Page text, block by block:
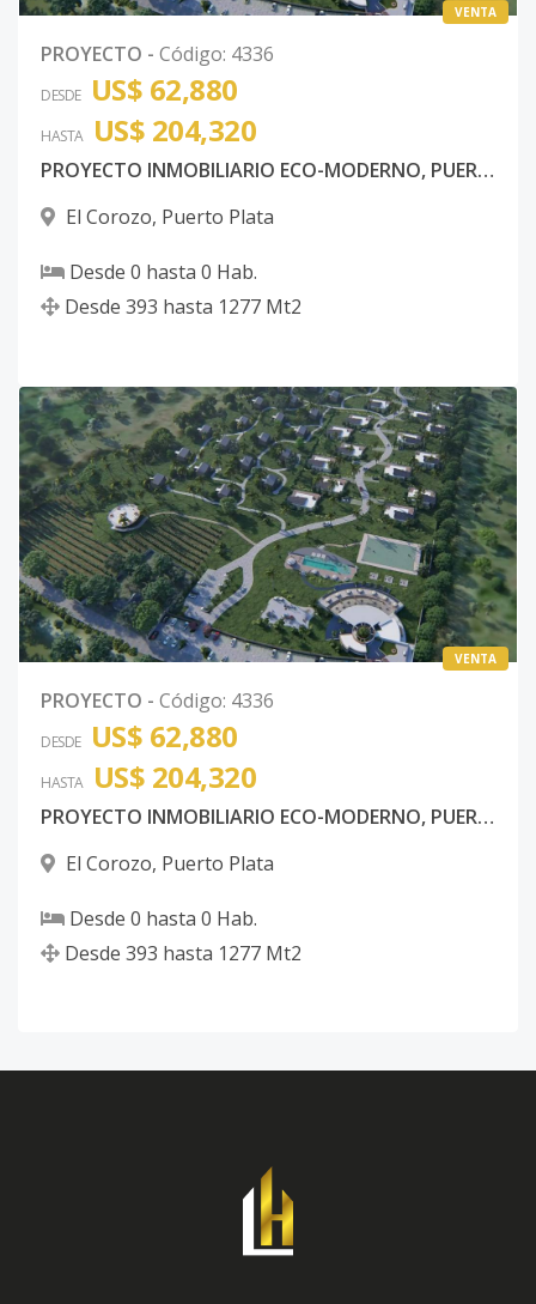
VENTA
PROYECTO - Código: 4336
DESDE US$ 62,880
HASTA US$ 204,320
PROYECTO INMOBILIARIO ECO-MODERNO, PUERTO PLATA
El Corozo, Puerto Plata
Desde 0 hasta 0 Hab.
Desde 393 hasta 1277 Mt2
VENTA
PROYECTO - Código: 4336
DESDE US$ 62,880
HASTA US$ 204,320
PROYECTO INMOBILIARIO ECO-MODERNO, PUERTO PLATA
El Corozo, Puerto Plata
Desde 0 hasta 0 Hab.
Desde 393 hasta 1277 Mt2